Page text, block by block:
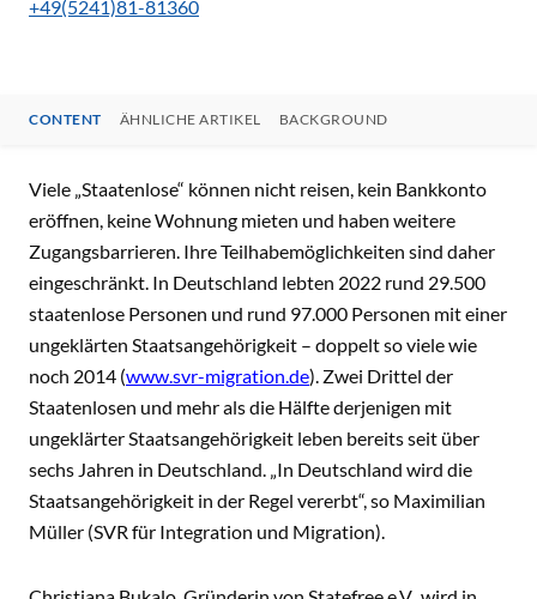
+49(5241)81-81360
CONTENT ÄHNLICHE ARTIKEL BACKGROUND
CONTENT
Viele „Staatenlose“ können nicht reisen, kein Bankkonto
eröffnen, keine Wohnung mieten und haben weitere
Zugangsbarrieren. Ihre Teilhabemöglichkeiten sind daher
eingeschränkt. In Deutschland lebten 2022 rund 29.500
staatenlose Personen und rund 97.000 Personen mit einer
ungeklärten Staatsangehörigkeit – doppelt so viele wie
noch 2014 (www.svr-migration.de). Zwei Drittel der
Staatenlosen und mehr als die Hälfte derjenigen mit
ungeklärter Staatsangehörigkeit leben bereits seit über
sechs Jahren in Deutschland. „In Deutschland wird die
Staatsangehörigkeit in der Regel vererbt“, so Maximilian
Müller (SVR für Integration und Migration).